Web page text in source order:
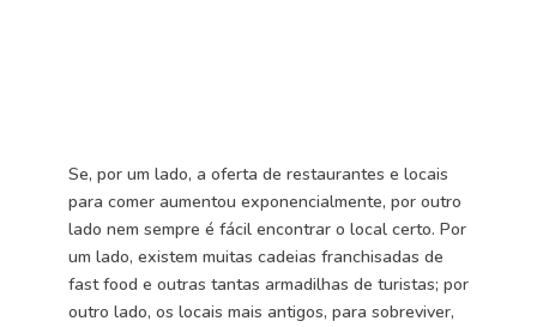
Se, por um lado, a oferta de restaurantes e locais
para comer aumentou exponencialmente, por outro
lado nem sempre é fácil encontrar o local certo. Por
um lado, existem muitas cadeias franchisadas de
fast food e outras tantas armadilhas de turistas; por
outro lado, os locais mais antigos, para sobreviver,